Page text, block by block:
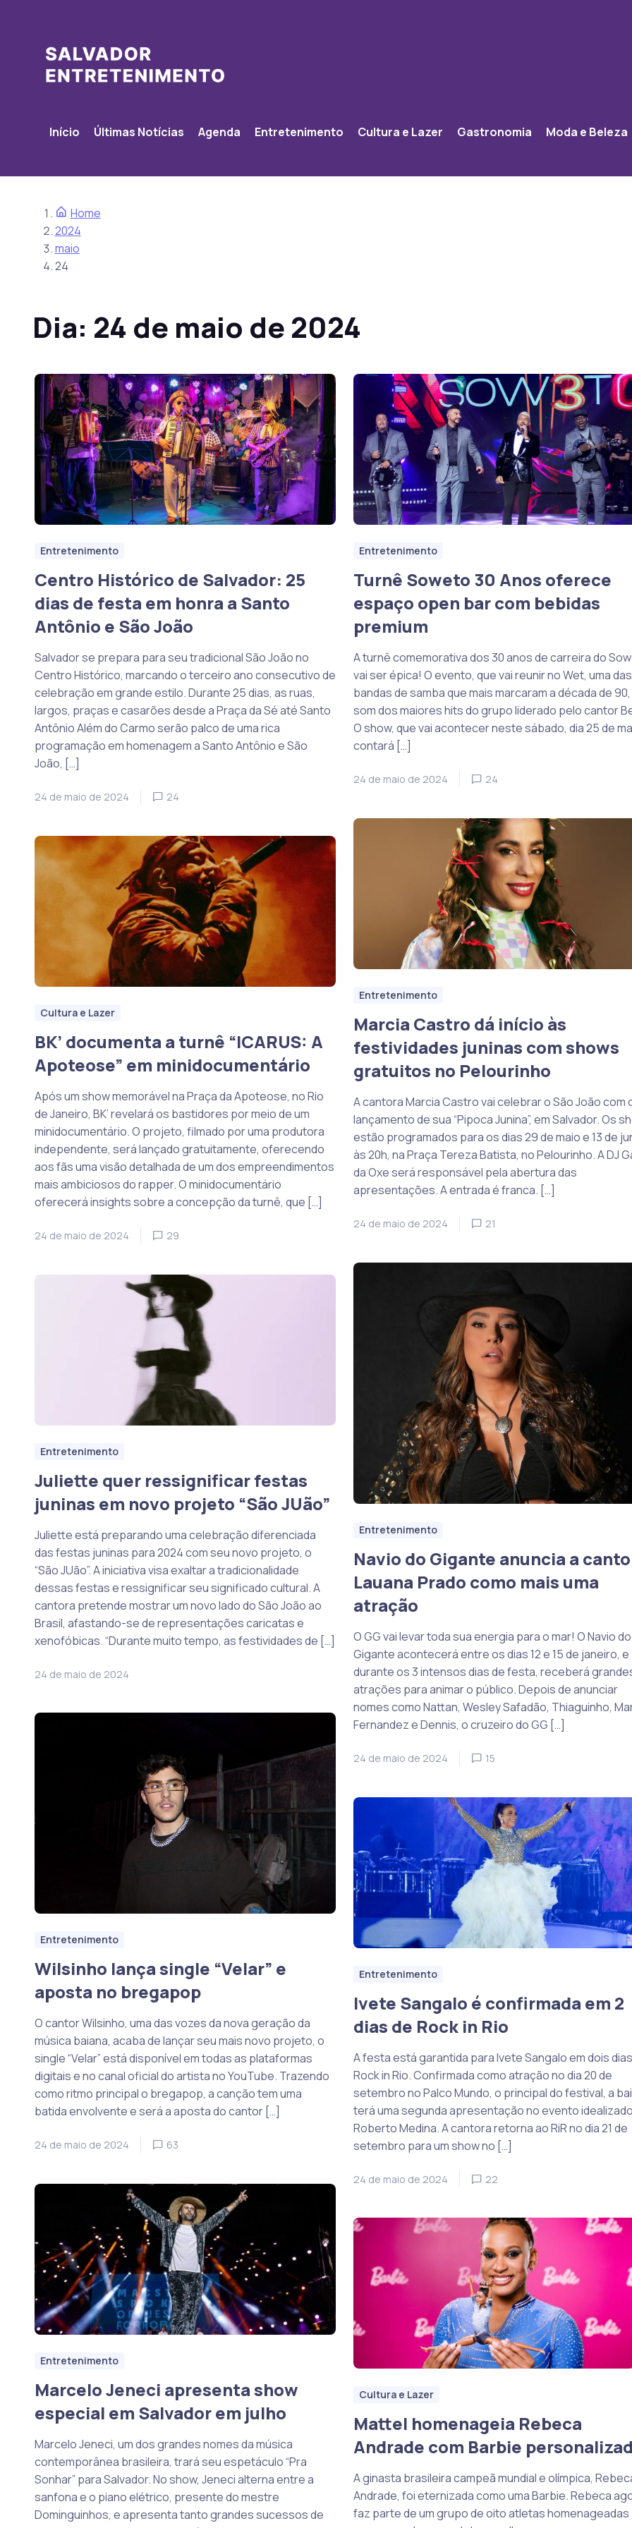
Início Últimas Notícias Agenda Entretenimento Cultura e Lazer Gastronomia Moda e Beleza
Home
2024
maio
24
Dia: 24 de maio de 2024
Entretenimento
Centro Histórico de Salvador: 25
dias de festa em honra a Santo
Antônio e São João
Salvador se prepara para seu tradicional São João no
Centro Histórico, marcando o terceiro ano consecutivo de
celebração em grande estilo. Durante 25 dias, as ruas,
largos, praças e casarões desde a Praça da Sé até Santo
Antônio Além do Carmo serão palco de uma rica
programação em homenagem a Santo Antônio e São
João, […]
24 de maio de 2024 24
Entretenimento
Turnê Soweto 30 Anos oferece
espaço open bar com bebidas
premium
A turnê comemorativa dos 30 anos de carreira do
vai ser épica! O evento, que vai reunir no Wet, uma das
bandas de samba que mais marcaram a década de
som dos maiores hits do grupo liderado pelo cantor
O show, que vai acontecer neste sábado, dia 25 de
contará […]
24 de maio de 2024 24
Entretenimento
Marcia Castro dá início às
festividades juninas com shows
gratuitos no Pelourinho
A cantora Marcia Castro vai celebrar o São João com
lançamento de sua “Pipoca Junina”, em Salvador. Os
estão programados para os dias 29 de maio e 13 de
às 20h, na Praça Tereza Batista, no Pelourinho. A DJ
da Oxe será responsável pela abertura das
apresentações. A entrada é franca. […]
24 de maio de 2024 21
Cultura e Lazer
BK’ documenta a turnê “ICARUS: A
Apoteose” em minidocumentário
Após um show memorável na Praça da Apoteose, no Rio
de Janeiro, BK’ revelará os bastidores por meio de um
minidocumentário. O projeto, filmado por uma produtora
independente, será lançado gratuitamente, oferecendo
aos fãs uma visão detalhada de um dos empreendimentos
mais ambiciosos do rapper. O minidocumentário
oferecerá insights sobre a concepção da turnê, que […]
24 de maio de 2024 29
Entretenimento
Navio do Gigante anuncia a
Lauana Prado como mais uma
atração
O GG vai levar toda sua energia para o mar! O Navio do
Gigante acontecerá entre os dias 12 e 15 de janeiro, e
durante os 3 intensos dias de festa, receberá
atrações para animar o público. Depois de anunciar
nomes como Nattan, Wesley Safadão, Thiaguinho,
Fernandez e Dennis, o cruzeiro do GG […]
24 de maio de 2024 15
Entretenimento
Juliette quer ressignificar festas
juninas em novo projeto “São JUão”
Juliette está preparando uma celebração diferenciada
das festas juninas para 2024 com seu novo projeto, o
“São JUão”. A iniciativa visa exaltar a tradicionalidade
dessas festas e ressignificar seu significado cultural. A
cantora pretende mostrar um novo lado do São João ao
Brasil, afastando-se de representações caricatas e
xenofóbicas. “Durante muito tempo, as festividades de […]
24 de maio de 2024
Entretenimento
Wilsinho lança single “Velar” e
aposta no bregapop
O cantor Wilsinho, uma das vozes da nova geração da
música baiana, acaba de lançar seu mais novo projeto, o
single “Velar” está disponível em todas as plataformas
digitais e no canal oficial do artista no YouTube. Trazendo
como ritmo principal o bregapop, a canção tem uma
batida envolvente e será a aposta do cantor […]
24 de maio de 2024 63
Entretenimento
Ivete Sangalo é confirmada em 2
dias de Rock in Rio
A festa está garantida para Ivete Sangalo em dois
Rock in Rio. Confirmada como atração no dia 20 de
setembro no Palco Mundo, o principal do festival, a
terá uma segunda apresentação no evento
Roberto Medina. A cantora retorna ao RiR no dia 21 de
setembro para um show no […]
24 de maio de 2024 22
Entretenimento
Marcelo Jeneci apresenta show
especial em Salvador em julho
Marcelo Jeneci, um dos grandes nomes da música
contemporânea brasileira, trará seu espetáculo “Pra
Sonhar” para Salvador. No show, Jeneci alterna entre a
sanfona e o piano elétrico, presente do mestre
Dominguinhos, e apresenta tanto grandes sucessos de
Cultura e Lazer
Mattel homenageia Rebeca
Andrade com Barbie
A ginasta brasileira campeã mundial e olímpica,
Andrade, foi eternizada como uma Barbie. Rebeca
faz parte de um grupo de oito atletas homenageadas